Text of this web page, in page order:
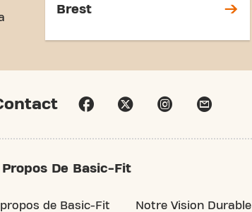
Brest
Propos De Basic-Fit
de Basic-Fit
Notre Vision Durable